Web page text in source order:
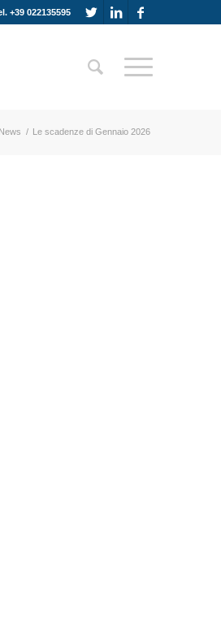
+39 022135595
News / Le scadenze di Gennaio 2026